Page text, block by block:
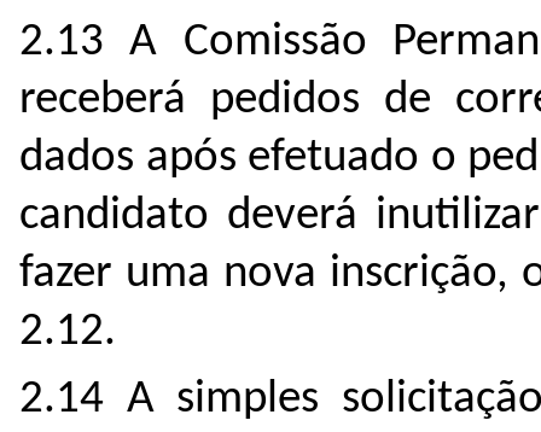
2.13 A Comissão
receberá pedidos de
dados após efetuado o
candidato deverá
fazer uma nova inscrição,
2.12.
2.14 A simples